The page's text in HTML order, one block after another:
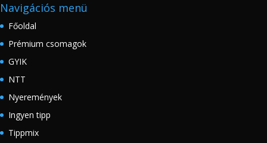
Navigációs menü
Főoldal
Prémium csomagok
GYIK
NTT
Nyeremények
Ingyen tipp
Tippmix